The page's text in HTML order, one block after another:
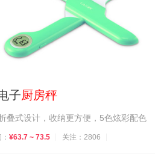
子厨房秤
叠式设计，收纳更方便，5色炫彩配色
¥63.7 ~ 73.5 关注：2806